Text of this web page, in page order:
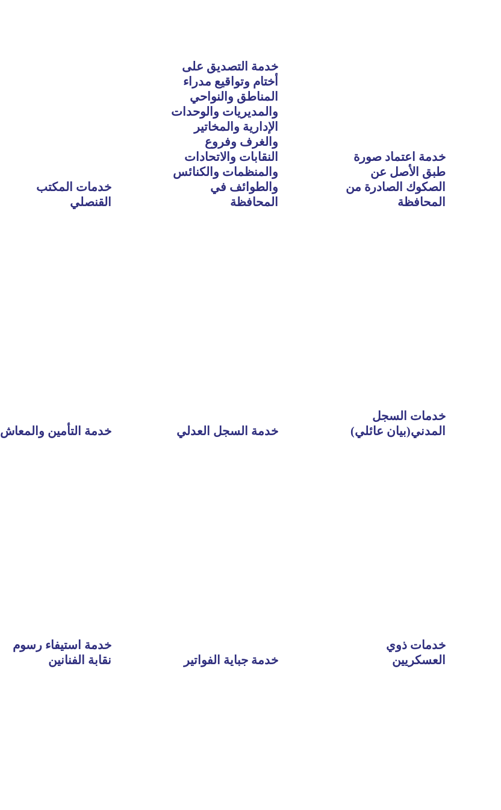
خدمة اعتماد صورة
طبق الأصل عن
الصكوك الصادرة من
المحافظة
خدمة التصديق على
أختام وتواقيع مدراء
المناطق والنواحي
والمديريات والوحدات
الإدارية والمخاتير
والغرف وفروع
النقابات والاتحادات
والمنظمات والكنائس
والطوائف في
المحافظة
خدمات المكتب
القنصلي
خدمات السجل
المدني(بيان عائلي)
خدمة السجل العدلي خدمة التأمين والمعاش
خدمات ذوي
العسكريين
خدمة جباية الفواتير
خدمة استيفاء رسوم
نقابة الفنانين